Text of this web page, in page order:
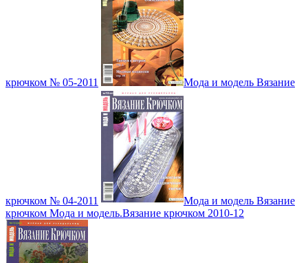
крючком № 05-2011 Мода и модель Вязание
крючком № 04-2011
Мода и модель Вязание
крючком Мода и модель.Вязание крючком 2010-12